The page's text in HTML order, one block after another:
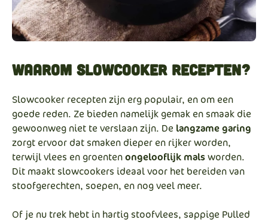
Waarom slowcooker recepten?
Slowcooker recepten zijn erg populair, en om een
goede reden. Ze bieden namelijk gemak en smaak die
gewoonweg niet te verslaan zijn. De langzame garing
zorgt ervoor dat smaken dieper en rijker worden,
terwijl vlees en groentenongelooflijk malsworden.
Dit maakt slowcookers ideaal voor het bereiden van
stoofgerechten, soepen, en nog veel meer.
Of je nu trek hebt in hartig stoofvlees, sappige Pulled